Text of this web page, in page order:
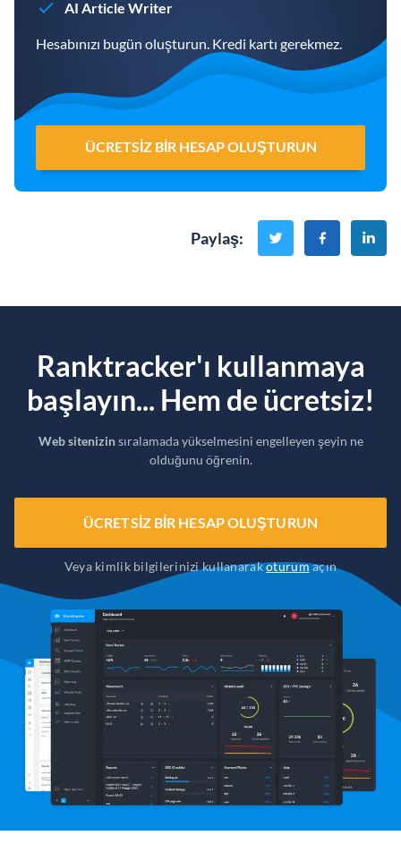
AI Article Writer
Hesabınızı bugün oluşturun. Kredi kartı gerekmez.
ÜCRETSIZ BIR HESAP OLUŞTURUN
Paylaş:
Ranktracker'ı kullanmaya
başlayın... Hem de ücretsiz!
Web sitenizinsıralamada yükselmesini engelleyen şeyin ne
olduğunu öğrenin.
ÜCRETSIZ BIR HESAP OLUŞTURUN
Veya kimlik bilgilerinizi kullanarakoturumaçın